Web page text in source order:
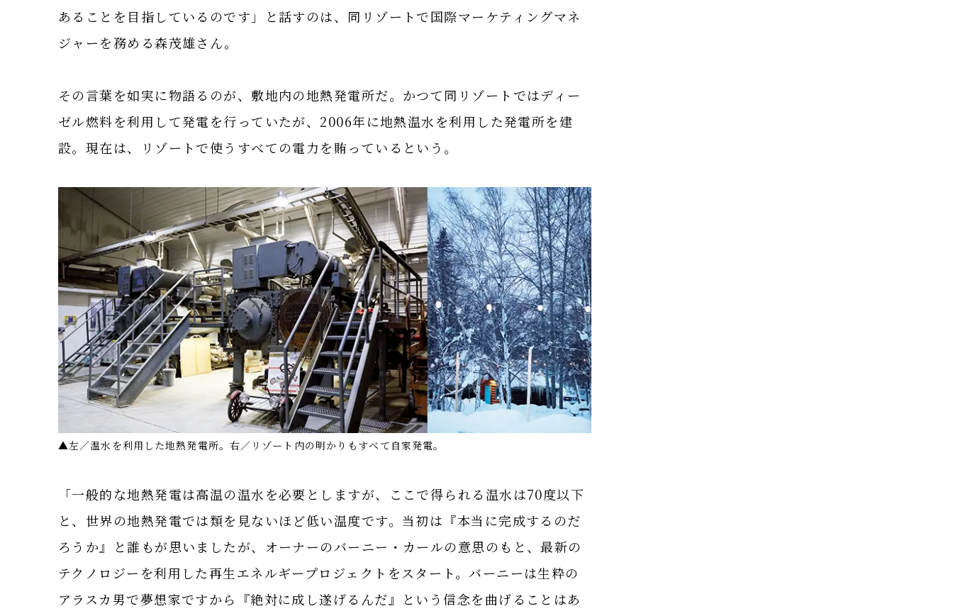
あることを目指しているのです」と話すのは、同リゾートで国際マーケティングマネ
ジャーを務める森茂雄さん。
その言葉を如実に物語るのが、敷地内の地熱発電所だ。かつて同リゾートではディー
ゼル燃料を利用して発電を行っていたが、2006年に地熱温水を利用した発電所を建
設。現在は、リゾートで使うすべての電力を賄っているという。
▲左／温水を利用した地熱発電所。右／リゾート内の明かりもすべて自家発電。
「一般的な地熱発電は高温の温水を必要としますが、ここで得られる温水は70度以下
と、世界の地熱発電では類を見ないほど低い温度です。当初は『本当に完成するのだ
ろうか』と誰もが思いましたが、オーナーのバーニー・カールの意思のもと、最新の
テクノロジーを利用した再生エネルギープロジェクトをスタート。バーニーは生粋の
アラスカ男で夢想家ですから『絶対に成し遂げるんだ』という信念を曲げることはあ